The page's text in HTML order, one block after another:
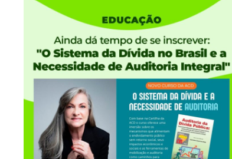
de mais parlamentares comprometidos com
comunicação socioambiental e convidados do
discutir o papel estratégico da comunicação na
o avanço da legislação da devastação ambiental.